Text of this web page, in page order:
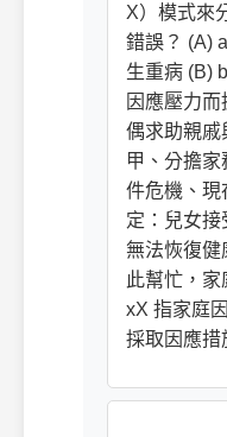
X）模式來
錯誤？ (A)
生重病 (B)
因應壓力
偶求助親戚
甲、分擔
件危機、現
定：兒女接
無法恢復健
此幫忙，
xX 指家庭
採取因應措